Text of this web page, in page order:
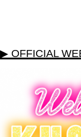
▶ OFFICIAL